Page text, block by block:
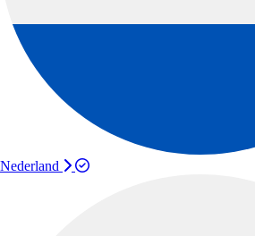
Nederland